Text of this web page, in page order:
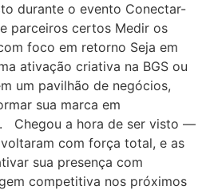
durante o evento Conectar-
parceiros certos Medir os
foco em retorno Seja em
ativação criativa na BGS ou
um pavilhão de negócios,
sua marca em
Chegou a hora de ser visto —
com força total, e as
sua presença com
competitiva nos próximos